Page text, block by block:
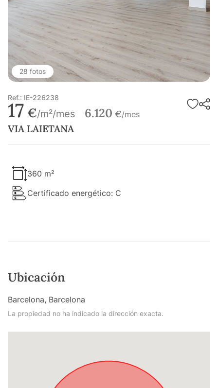
28 fotos
Ref.: IE-226238
17 €/m²/mes 6.120 €/mes
VIA LAIETANA
360 m²
Certificado energético: C
Ubicación
Barcelona, Barcelona
La propiedad no ha indicado la dirección exacta.